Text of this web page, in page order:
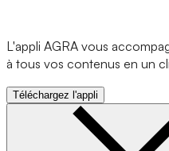
L'appli AGRA vous
à tous vos contenus en un
Téléchargez l'appli